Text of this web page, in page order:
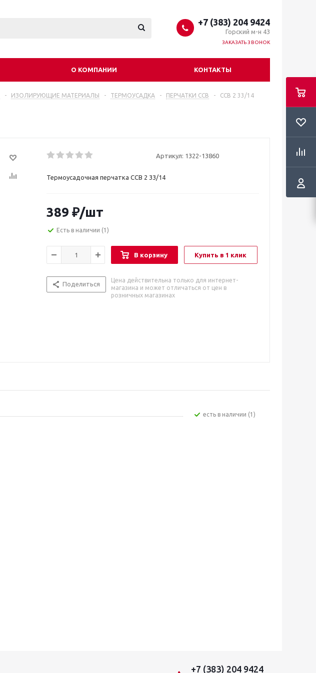
+7 (383) 204 9424
Горский м-н 43
ЗАКАЗАТЬ ЗВОНОК
О КОМПАНИИ КОНТАКТЫ
- ИЗОЛИРУЮЩИЕ МАТЕРИАЛЫ - ТЕРМОУСАДКА - ПЕРЧАТКИ ССВ - CCB 2 33/14
Артикул: 1322-13860
Термоусадочная перчатка CCB 2 33/14
389 ₽/шт
Есть в наличии (1)
В корзину Купить в 1 клик
Поделиться
Цена действительна только для интернет-
магазина и может отличаться от цен в
розничных магазинах
Есть в наличии (1)
+7 (383) 204 9424